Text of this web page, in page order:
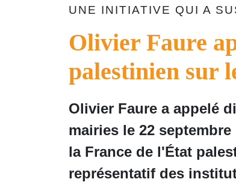
UNE INITIATIVE QUI A
Olivier Faure
palestinien sur
Olivier Faure a appelé
mairies le 22
la France de l'État
représentatif des